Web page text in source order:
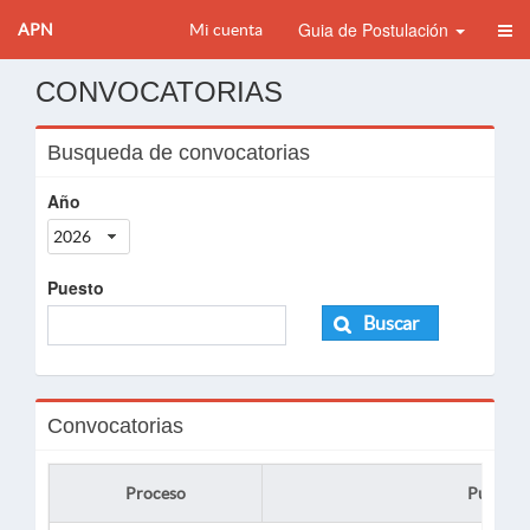
APN Mi cuenta Guia de Postulación
CONVOCATORIAS
Busqueda de convocatorias
Año
2026
Puesto
Buscar
Convocatorias
Proceso Puesto